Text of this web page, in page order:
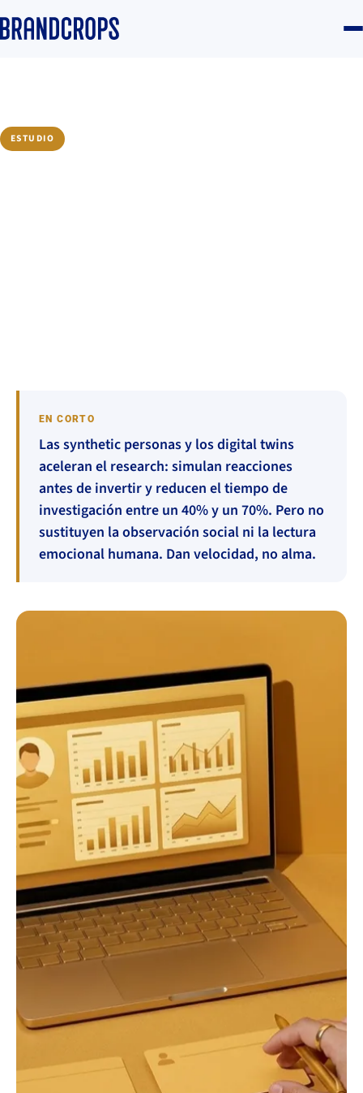
ESTUDIO
EN CORTO
Las synthetic personas y los digital twins
aceleran el research: simulan reacciones
antes de invertir y reducen el tiempo de
investigación entre un 40% y un 70%. Pero no
sustituyen la observación social ni la lectura
emocional humana. Dan velocidad, no alma.